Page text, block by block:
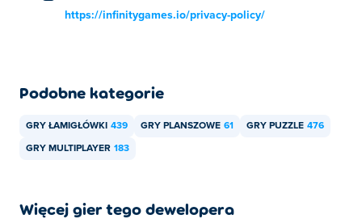
urządzeniach mobilnych i komputerach
urządzeniach mobilnych, takich jak telefony i tablety.
Czy mogę grać w Warcaby w trybie
wieloosobowym ze znajomym?
możesz grać ze znajomymi online!
https://infinitygames.io/privacy-policy/
Podobne kategorie
GRY ŁAMIGŁÓWKI 439 GRY PLANSZOWE 61 GRY PUZZLE 476
GRY MULTIPLAYER 183
Więcej gier tego dewelopera